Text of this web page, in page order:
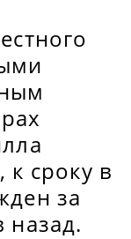
сроку в
за
назад.